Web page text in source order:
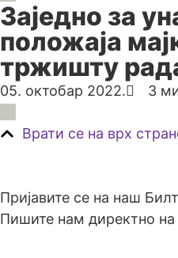
Заједно за
положаја
тржишту
05. октобар 2022. 3
Врати се на врх
Пријавите се на наш
Пишите нам директно на